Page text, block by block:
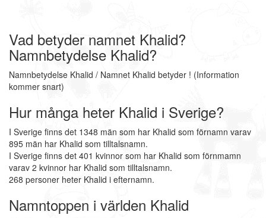
Vad betyder namnet Khalid?
Namnbetydelse Khalid?
Namnbetydelse Khalid / Namnet Khalid betyder ! (Information
kommer snart)
Hur många heter Khalid i Sverige?
I Sverige finns det 1348 män som har Khalid som förnamn varav
895 män har Khalid som tilltalsnamn.
I Sverige finns det 401 kvinnor som har Khalid som förnmamn
varav 2 kvinnor har Khalid som tilltalsnamn.
268 personer heter Khalid i efternamn.
Namntoppen i världen Khalid